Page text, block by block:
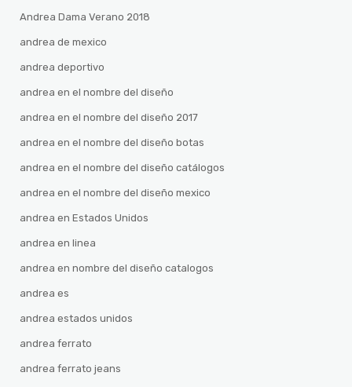
Andrea Dama Verano 2018
andrea de mexico
andrea deportivo
andrea en el nombre del diseño
andrea en el nombre del diseño 2017
andrea en el nombre del diseño botas
andrea en el nombre del diseño catálogos
andrea en el nombre del diseño mexico
andrea en Estados Unidos
andrea en linea
andrea en nombre del diseño catalogos
andrea es
andrea estados unidos
andrea ferrato
andrea ferrato jeans